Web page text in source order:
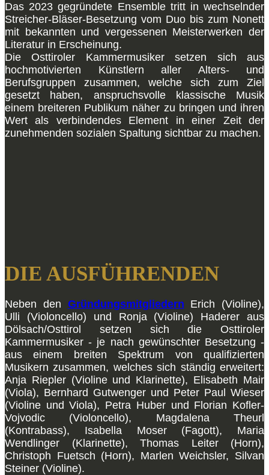
Das 2023 gegründete Ensemble tritt in wechselnder
Streicher-Bläser-Besetzung vom Duo bis zum Nonett
mit bekannten und vergessenen Meisterwerken der
Literatur in Erscheinung.
Die Osttiroler Kammermusiker setzen sich aus
hochmotivierten Künstlern aller Alters- und
Berufsgruppen zusammen, welche sich zum Ziel
gesetzt haben, anspruchsvolle klassische Musik
einem breiteren Publikum näher zu bringen und ihren
Wert als verbindendes Element in einer Zeit der
zunehmenden sozialen Spaltung sichtbar zu machen.
DIE AUSFÜHRENDEN
Neben den Gründungsmitgliedern Erich (Violine),
Ulli (Violoncello) und Ronja (Violine) Haderer aus
Dölsach/Osttirol setzen sich die Osttiroler
Kammermusiker - je nach gewünschter Besetzung -
aus einem breiten Spektrum von qualifizierten
Musikern zusammen, welches sich ständig erweitert:
Anja Riepler (Violine und Klarinette), Elisabeth Mair
(Viola), Bernhard Gutwenger und Peter Paul Wieser
(Violine und Viola), Petra Huber und Florian Kofler-
Vojvodic (Violoncello), Magdalena Theurl
(Kontrabass), Isabella Moser (Fagott), Maria
Wendlinger (Klarinette), Thomas Leiter (Horn),
Christoph Fuetsch (Horn), Marlen Weichsler, Silvan
Steiner (Violine).